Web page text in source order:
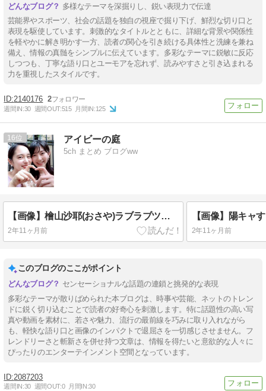
多様なテーマを深掘りし、鋭い表現力で伝達
芸能界やスポーツ、社会の話題を独自の視座で掘り下げ、鮮烈な切り口と
表現を駆使しています。刺激的なタイトルとともに、詳細な背景や関係性
を軽やかに解き明かす一方、読者の関心を引き続ける具体性と洗練を兼ね
備え、情報の真髄をシンプルに伝えています。多彩なテーマに鋭敏に反応
しつつも、丁寧な語り口とユーモアを忘れず、読みやすさと引き込まれる
力を重視したスタイルです。
2140176 2
週間IN:30 週間OUT:515 月間IN:125
16 アイビーの庭
5ch まとめ ブログww
【画像】檜山沙耶(おさや)ラブラブツーショット写真公開で大荒れ
2年11ヶ月前 2年11ヶ月前
このブログのここがポイント
センセーショナルな話題の連鎖と挑発的な表現
多彩なテーマが散りばめられた本ブログは、時事や芸能、ネットのトレン
ドに鋭く切り込むことで読者の好奇心を刺激します。特に話題性の高い写
真や動画を素材に、若さや魅力、流行の最前線を巧みに取り入れながら
も、軽快な語り口と画像のインパクトで退屈さを一切感じさせません。フ
レンドリーさと斬新さを併せ持つ文章は、情報を得たいと意欲的な人々に
ぴったりのエンターテインメント空間となっています。
2087203
週間IN:30 週間OUT:0 月間IN:30